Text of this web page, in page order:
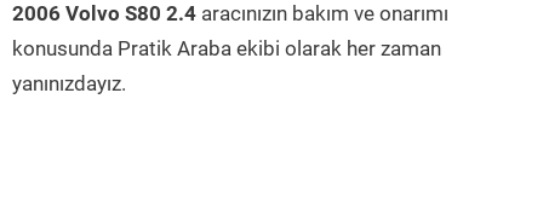
2006 Volvo S80 2.4 aracınızın bakım ve onarımı
konusunda Pratik Araba ekibi olarak her zaman
yanınızdayız.